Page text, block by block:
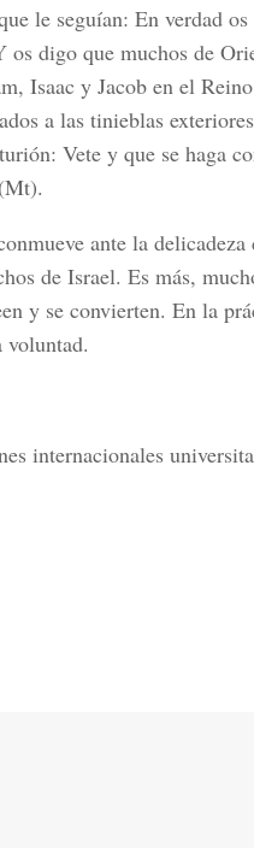
le seguían: En verdad
os digo que muchos de
Isaac y Jacob en el
a las tinieblas
Vete y que se haga
ante la
de Israel. Es más,
y se convierten. En la
voluntad.
internacionales